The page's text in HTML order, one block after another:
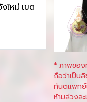
ใหม่ เขต
* ภาพขอ
ถือว่าเป็น
ทันตแพทย์
ห้ามล่วงละ